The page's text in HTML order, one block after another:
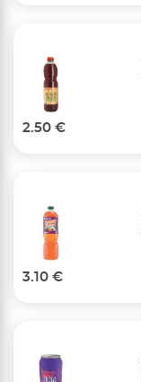
2.50 €
3.10 €